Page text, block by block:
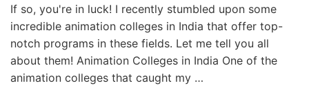
If so, you're in luck! I recently stumbled upon some
incredible animation colleges in India that offer top-
notch programs in these fields. Let me tell you all
about them! Animation Colleges in India One of the
animation colleges that caught my …